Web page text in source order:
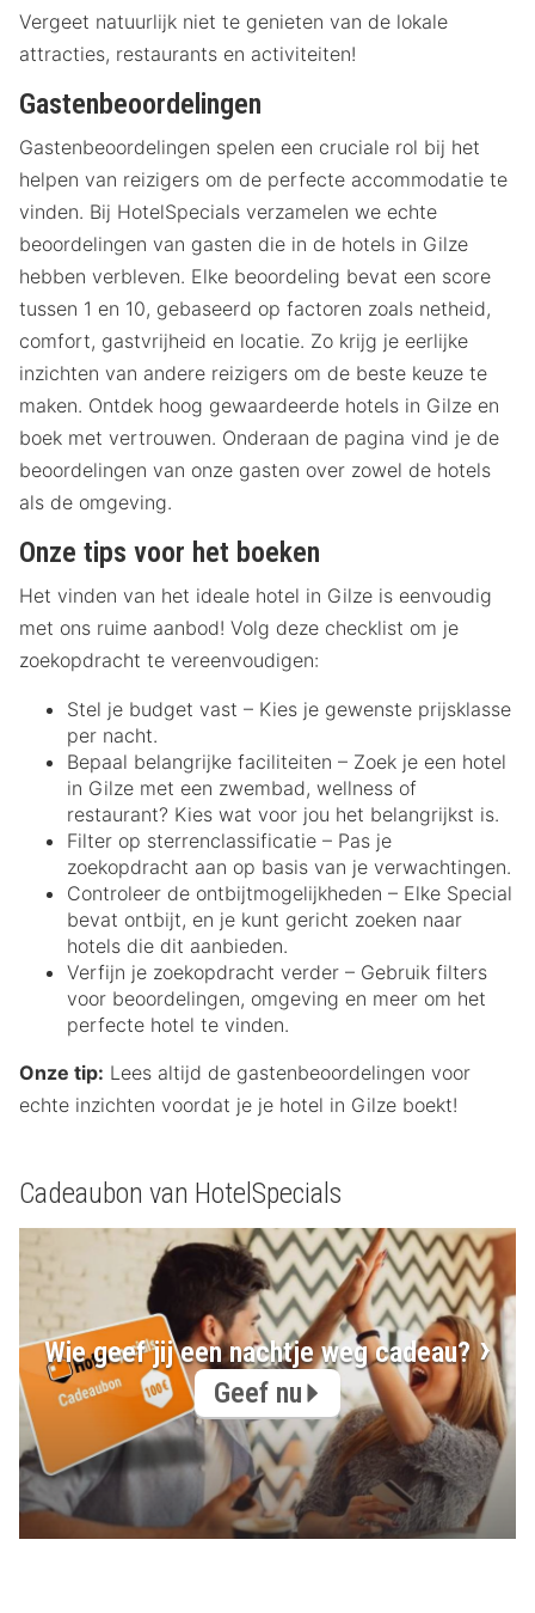
Vergeet natuurlijk niet te genieten van de lokale
attracties, restaurants en activiteiten!
Gastenbeoordelingen
Gastenbeoordelingen spelen een cruciale rol bij het
helpen van reizigers om de perfecte accommodatie te
vinden. Bij HotelSpecials verzamelen we echte
beoordelingen van gasten die in de hotels in Gilze
hebben verbleven. Elke beoordeling bevat een score
tussen 1 en 10, gebaseerd op factoren zoals netheid,
comfort, gastvrijheid en locatie. Zo krijg je eerlijke
inzichten van andere reizigers om de beste keuze te
maken. Ontdek hoog gewaardeerde hotels in Gilze en
boek met vertrouwen. Onderaan de pagina vind je de
beoordelingen van onze gasten over zowel de hotels
als de omgeving.
Onze tips voor het boeken
Het vinden van het ideale hotel in Gilze is eenvoudig
met ons ruime aanbod! Volg deze checklist om je
zoekopdracht te vereenvoudigen:
Stel je budget vast – Kies je gewenste prijsklasse
per nacht.
Bepaal belangrijke faciliteiten – Zoek je een hotel
in Gilze met een zwembad, wellness of
restaurant? Kies wat voor jou het belangrijkst is.
Filter op sterrenclassificatie – Pas je
zoekopdracht aan op basis van je verwachtingen.
Controleer de ontbijtmogelijkheden – Elke Special
bevat ontbijt, en je kunt gericht zoeken naar
hotels die dit aanbieden.
Verfijn je zoekopdracht verder – Gebruik filters
voor beoordelingen, omgeving en meer om het
perfecte hotel te vinden.
Onze tip: Lees altijd de gastenbeoordelingen voor
echte inzichten voordat je je hotel in Gilze boekt!
Cadeaubon van HotelSpecials
Wie geef jij een nachtje weg cadeau?
Geef nu